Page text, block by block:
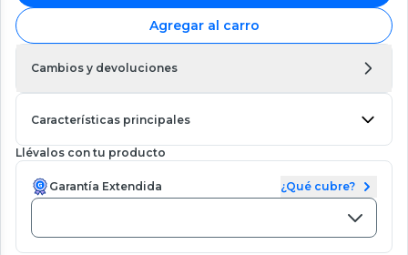
Agregar al carro
Cambios y devoluciones
Características principales
Llévalos con tu producto
Garantía Extendida ¿Qué cubre?